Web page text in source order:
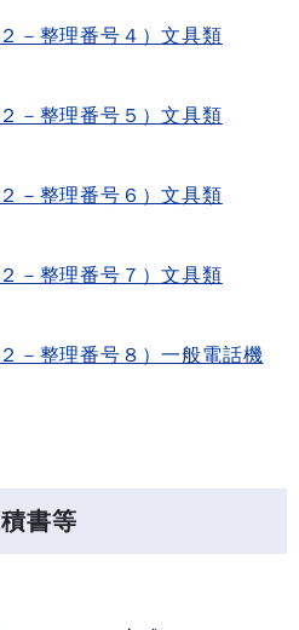
－整理番号４）文具類
－整理番号５）文具類
－整理番号６）文具類
－整理番号７）文具類
－整理番号８）一般電話機
書等